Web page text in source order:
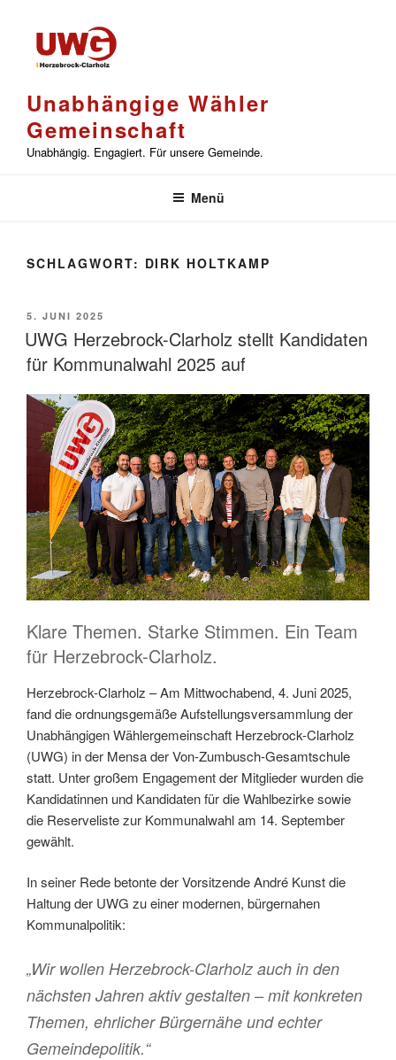
springen
Unabhängige Wähler
Gemeinschaft
Unabhängig. Engagiert. Für unsere Gemeinde.
Menü
SCHLAGWORT: DIRK HOLTKAMP
VERÖFFENTLICHT
AM
5. JUNI 2025
UWG Herzebrock-Clarholz stellt Kandidaten
für Kommunalwahl 2025 auf
Klare Themen. Starke Stimmen. Ein Team
für Herzebrock-Clarholz.
Herzebrock-Clarholz – Am Mittwochabend, 4. Juni 2025,
fand die ordnungsgemäße Aufstellungsversammlung der
Unabhängigen Wählergemeinschaft Herzebrock-Clarholz
(UWG) in der Mensa der Von-Zumbusch-Gesamtschule
statt. Unter großem Engagement der Mitglieder wurden die
Kandidatinnen und Kandidaten für die Wahlbezirke sowie
die Reserveliste zur Kommunalwahl am 14. September
gewählt.
In seiner Rede betonte der Vorsitzende André Kunst die
Haltung der UWG zu einer modernen, bürgernahen
Kommunalpolitik:
„Wir wollen Herzebrock-Clarholz auch in den
nächsten Jahren aktiv gestalten – mit konkreten
Themen, ehrlicher Bürgernähe und echter
Gemeindepolitik.“